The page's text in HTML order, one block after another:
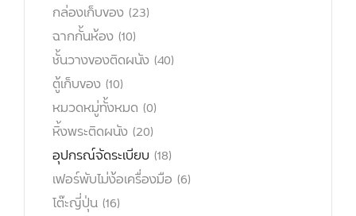
กล่องเก็บของ (23)
ฉากกั้นห้อง (10)
ชั้นวางของติดผนัง (40)
ตู้เก็บของ (10)
หมวดหมู่ทั้งหมด (0)
หิ้งพระติดผนัง (20)
อุปกรณ์จัดระเบียบ (18)
เฟอร์พับไม่ง้อเครื่องมือ (6)
โต๊ะญี่ปุ่น (16)